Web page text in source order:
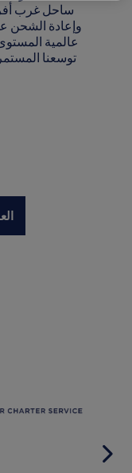
ساحل غرب
وإعادة الشحن
عالمية
توسعنا